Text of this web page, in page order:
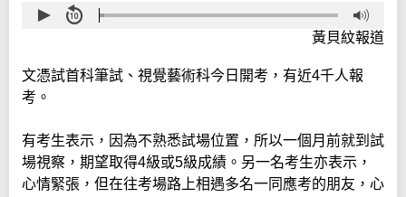
黃貝紋報道
文憑試首科筆試、視覺藝術科今日開考，有近4千人報
考。
有考生表示，因為不熟悉試場位置，所以一個月前就到試
場視察，期望取得4級或5級成績。另一名考生亦表示，
心情緊張，但在往考場路上相遇多名一同應考的朋友，心